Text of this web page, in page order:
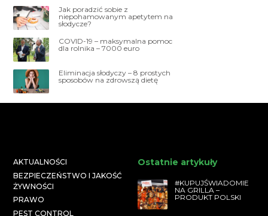
Jak poradzić sobie z
niepohamowanym apetytem na
słodycze?
COVID-19 – maksymalna pomoc
dla rolnika – 7000 euro
Eliminacja słodyczy – 8 prostych
sposobów na zdrowszą dietę
AKTUALNOŚCI
BEZPIECZEŃSTWO I JAKOŚĆ
ŻYWNOŚCI
PRAWO
PEST CONTROL
Ostatnie artykuły
#KUPUJŚWIADOMIE
NA GRILLA –
PRODUKT POLSKI